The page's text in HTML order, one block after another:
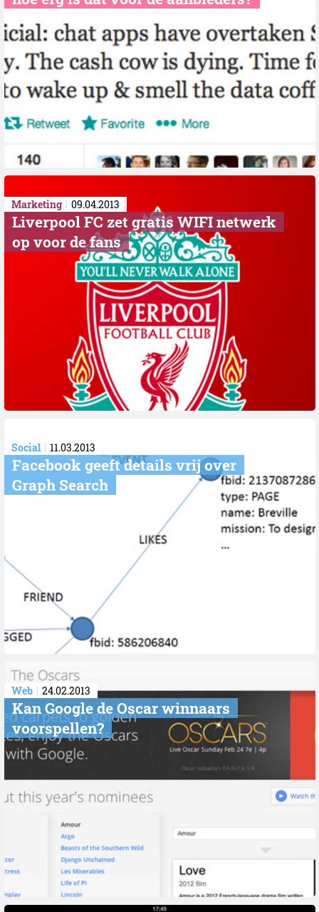
Marketing 09.04.2013
Liverpool FC zet gratis WIFI netwerk
op voor de fans
Social 11.03.2013
Facebook geeft details vrij over
Graph Search
Web 24.02.2013
Kan Google de Oscar winnaars
voorspellen?